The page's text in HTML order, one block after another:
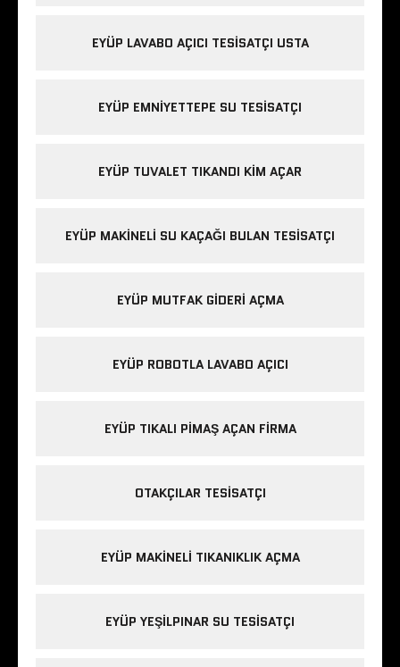
EYÜP LAVABO AÇICI TESISATÇI USTA
EYÜP EMNIYETTEPE SU TESISATÇI
EYÜP TUVALET TIKANDI KIM AÇAR
EYÜP MAKINELI SU KAÇAĞI BULAN TESISATÇI
EYÜP MUTFAK GIDERI AÇMA
EYÜP ROBOTLA LAVABO AÇICI
EYÜP TIKALI PIMAŞ AÇAN FIRMA
OTAKÇILAR TESISATÇI
EYÜP MAKINELI TIKANIKLIK AÇMA
EYÜP YEŞILPINAR SU TESISATÇI